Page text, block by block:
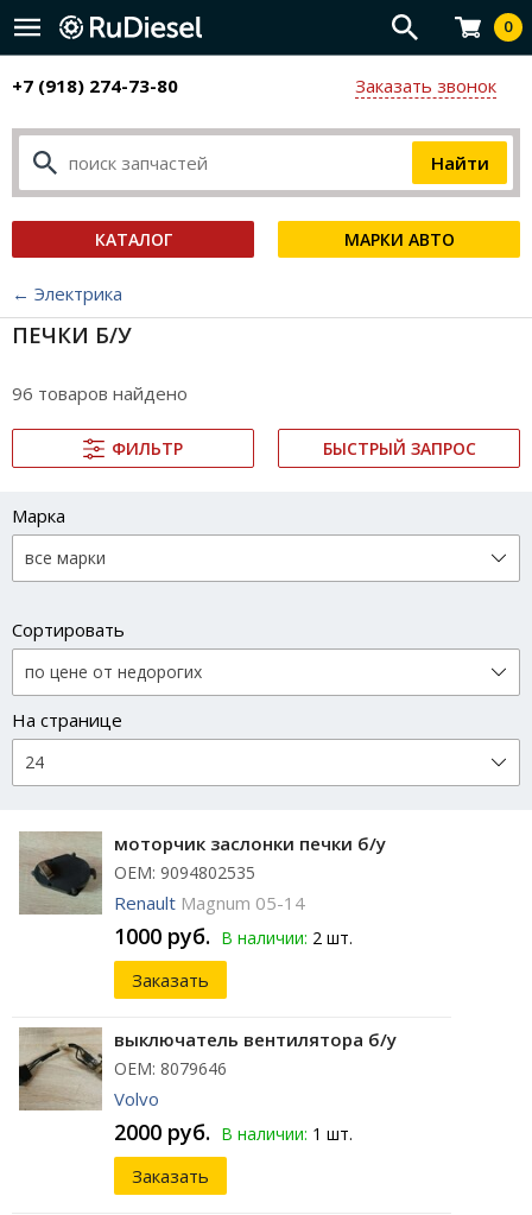
0
+7 (918) 274-73-80 Заказать звонок
КАТАЛОГ МАРКИ АВТО
← Электрика
ПЕЧКИ Б/У
96 товаров найдено
ФИЛЬТР БЫСТРЫЙ ЗАПРОС
Марка
Сортировать
На странице
моторчик заслонки печки б/у
ОЕМ: 9094802535
Renault Magnum 05-14
1000 руб. В наличии: 2 шт.
Заказать
выключатель вентилятора б/у
ОЕМ: 8079646
Volvo
2000 руб. В наличии: 1 шт.
Заказать